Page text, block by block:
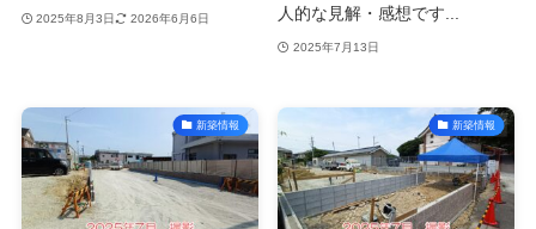
2025年8月3日 2026年6月6日
人的な見解・感想です...
2025年7月13日
新築情報 新築情報